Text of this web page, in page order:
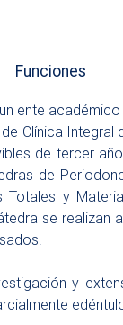
Funciones
ente
Clínica
de tercer
de
Totales y
se realizan
y